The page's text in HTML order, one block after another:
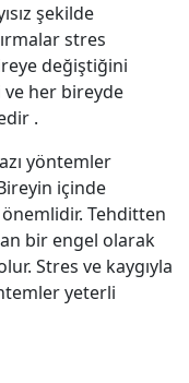
şekilde
stres
değiştiğini
her bireyde
.
yöntemler
içinde
Tehditten
bir engel olarak
Stres ve kaygıyla
yeterli